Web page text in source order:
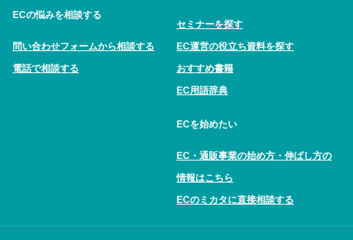
ECの悩みを相談する
問い合わせフォームから相談する
電話で相談する
セミナーを探す
EC運営の役立ち資料を探す
おすすめ書籍
EC用語辞典
ECを始めたい
EC・通販事業の始め方・伸ばし方の
情報はこちら
ECのミカタに直接相談する